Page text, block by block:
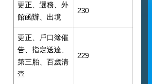
更正、選務、外
館函辦、出境
230
更正、戶口簿催
告、指定送達、
第三胎、百歲清
查
229